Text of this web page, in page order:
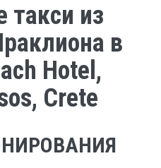
такси из
в
Hotel,
Crete